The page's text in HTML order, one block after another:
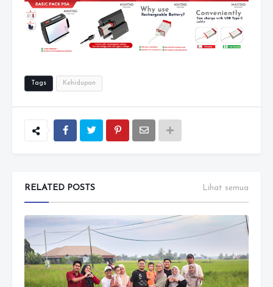
Tags Kehidupan
RELATED POSTS Lihat semua